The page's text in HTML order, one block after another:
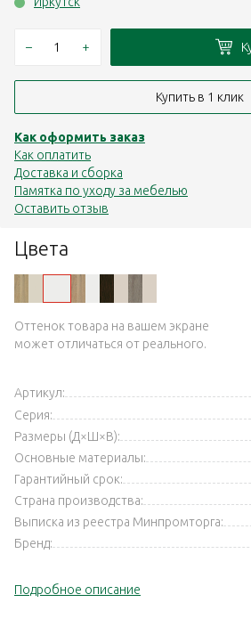
Цвета
Оттенок товара на вашем экране
может отличаться от реального.
Артикул:
Серия:
Размеры (Д×Ш×В):
Основные материалы:
Гарантийный срок:
Страна производства:
Выписка из реестра Минпромторга:
Бренд:
Подробное описание
– +
Купить в 1 клик
Как оформить заказ
Как оплатить
Доставка и сборка
Памятка по уходу за мебелью
Оставить отзыв